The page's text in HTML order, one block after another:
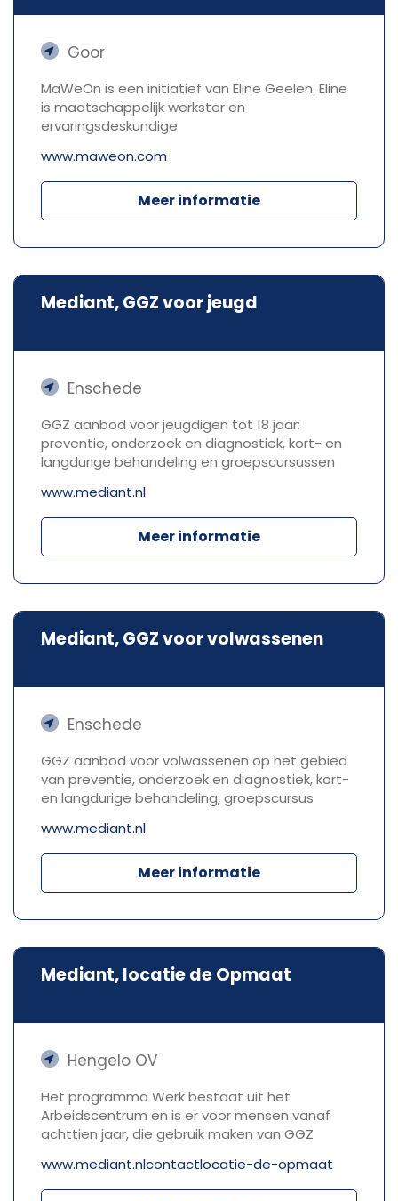
Goor
MaWeOn is een initiatief van Eline Geelen. Eline
is maatschappelijk werkster en
ervaringsdeskundige
www.maweon.com
Meer informatie
Mediant, GGZ voor jeugd
Enschede
GGZ aanbod voor jeugdigen tot 18 jaar:
preventie, onderzoek en diagnostiek, kort- en
langdurige behandeling en groepscursussen
www.mediant.nl
Meer informatie
Mediant, GGZ voor volwassenen
Enschede
GGZ aanbod voor volwassenen op het gebied
van preventie, onderzoek en diagnostiek, kort-
en langdurige behandeling, groepscursus
www.mediant.nl
Meer informatie
Mediant, locatie de Opmaat
Hengelo OV
Het programma Werk bestaat uit het
Arbeidscentrum en is er voor mensen vanaf
achttien jaar, die gebruik maken van GGZ
www.mediant.nlcontactlocatie-de-opmaat